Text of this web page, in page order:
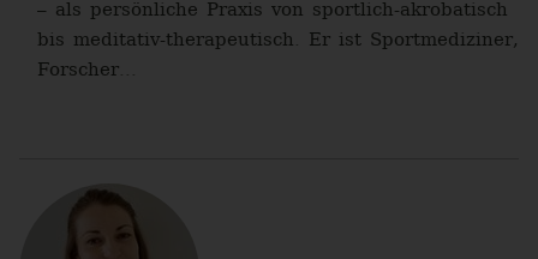
– als persönliche Praxis von sportlich-akrobatisch
bis meditativ-therapeutisch. Er ist Sportmediziner,
Forscher...